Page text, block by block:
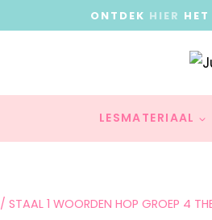
ONTDEK HIER
LESMATERIAAL
/ STAAL 1 WOORDEN HOP GROEP 4